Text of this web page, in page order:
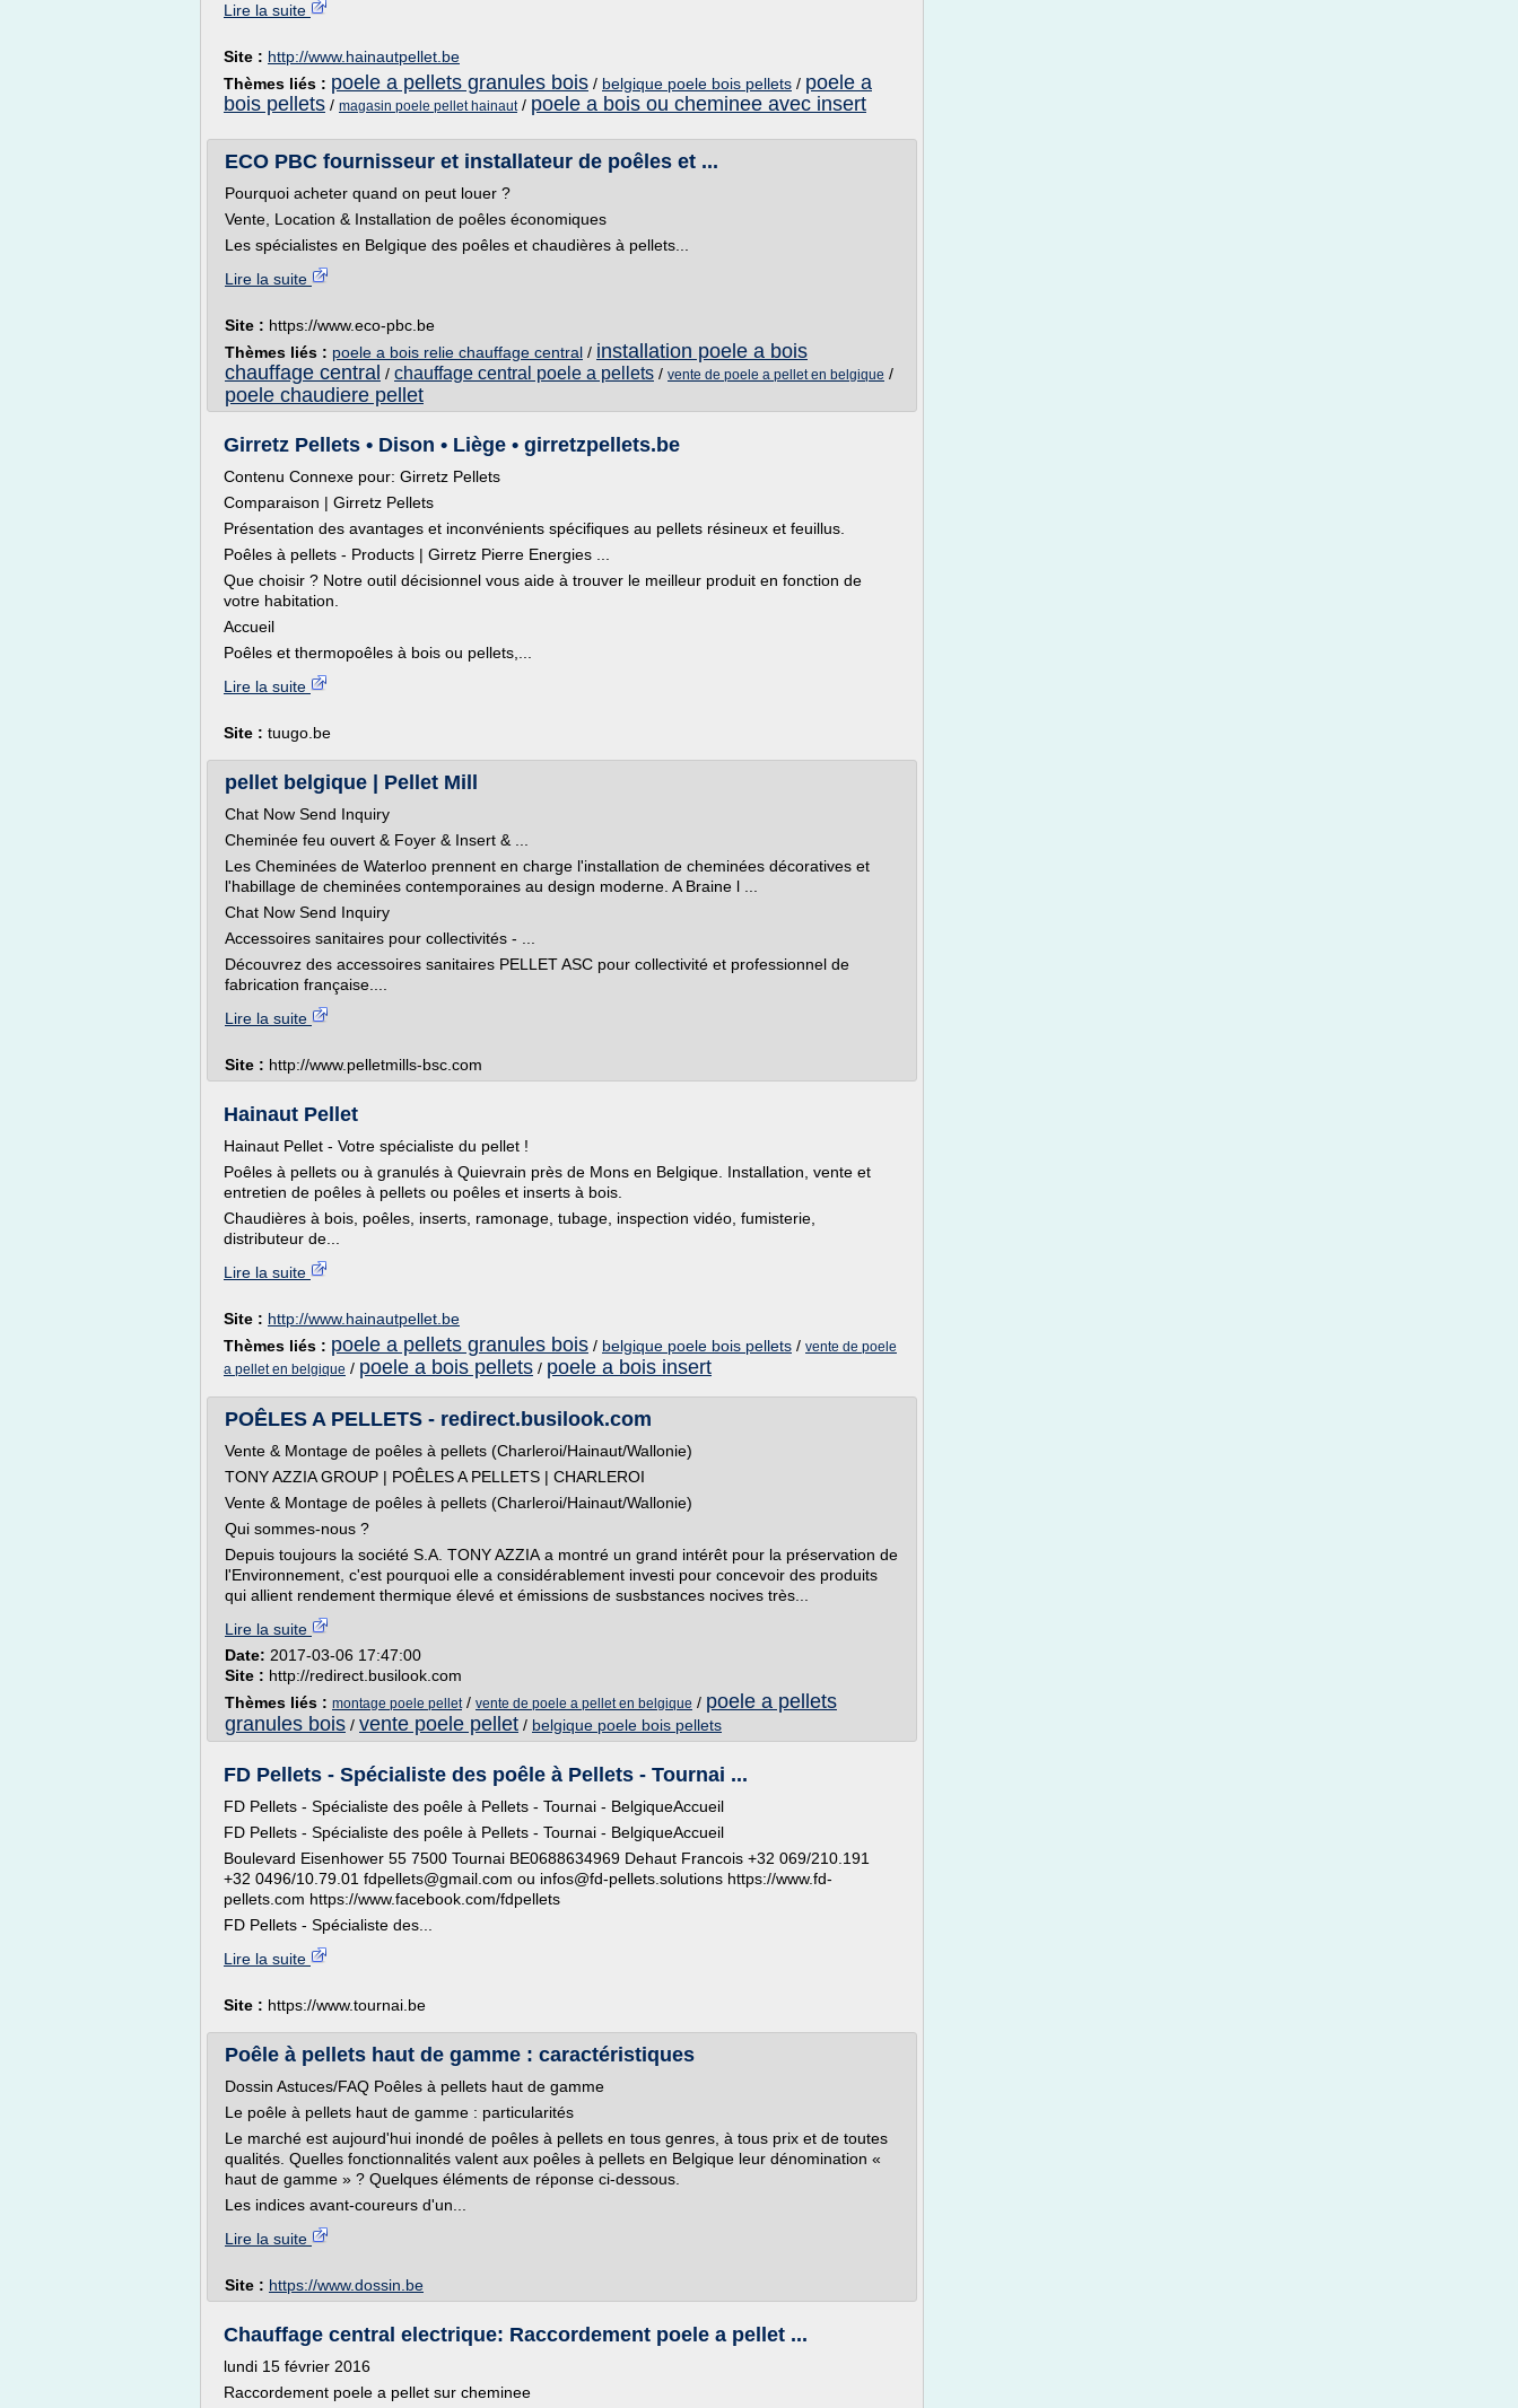
Lire la suite
Site : http://www.hainautpellet.be
Thèmes liés : poele a pellets granules bois / belgique poele bois pellets / poele a
bois pellets / magasin poele pellet hainaut/ poele a bois ou cheminee avec insert
ECO PBC fournisseur et installateur de poêles et ...
Pourquoi acheter quand on peut louer ?
Vente, Location & Installation de poêles économiques
Les spécialistes en Belgique des poêles et chaudières à pellets...
Lire la suite
Site : https://www.eco-pbc.be
Thèmes liés : poele a bois relie chauffage central / installation poele a bois
chauffage central / chauffage central poele a pellets / vente de poele a pellet en belgique /
poele chaudiere pellet
Girretz Pellets • Dison • Liège • girretzpellets.be
Contenu Connexe pour: Girretz Pellets
Comparaison | Girretz Pellets
Présentation des avantages et inconvénients spécifiques au pellets résineux et feuillus.
Poêles à pellets - Products | Girretz Pierre Energies ...
Que choisir ? Notre outil décisionnel vous aide à trouver le meilleur produit en fonction de
votre habitation.
Accueil
Poêles et thermopoêles à bois ou pellets,...
Lire la suite
Site : tuugo.be
pellet belgique | Pellet Mill
Chat Now Send Inquiry
Cheminée feu ouvert & Foyer & Insert & ...
Les Cheminées de Waterloo prennent en charge l'installation de cheminées décoratives et
l'habillage de cheminées contemporaines au design moderne. A Braine l ...
Chat Now Send Inquiry
Accessoires sanitaires pour collectivités - ...
Découvrez des accessoires sanitaires PELLET ASC pour collectivité et professionnel de
fabrication française....
Lire la suite
Site : http://www.pelletmills-bsc.com
Hainaut Pellet
Hainaut Pellet - Votre spécialiste du pellet !
Poêles à pellets ou à granulés à Quievrain près de Mons en Belgique. Installation, vente et
entretien de poêles à pellets ou poêles et inserts à bois.
Chaudières à bois, poêles, inserts, ramonage, tubage, inspection vidéo, fumisterie,
distributeur de...
Lire la suite
Site : http://www.hainautpellet.be
Thèmes liés : poele a pellets granules bois / belgique poele bois pellets / vente de poele
a pellet en belgique / poele a bois pellets / poele a bois insert
POÊLES A PELLETS - redirect.busilook.com
Vente & Montage de poêles à pellets (Charleroi/Hainaut/Wallonie)
TONY AZZIA GROUP | POÊLES A PELLETS | CHARLEROI
Vente & Montage de poêles à pellets (Charleroi/Hainaut/Wallonie)
Qui sommes-nous ?
Depuis toujours la société S.A. TONY AZZIA a montré un grand intérêt pour la préservation de
l'Environnement, c'est pourquoi elle a considérablement investi pour concevoir des produits
qui allient rendement thermique élevé et émissions de susbstances nocives très...
Lire la suite
Date: 2017-03-06 17:47:00
Site : http://redirect.busilook.com
Thèmes liés : montage poele pellet/ vente de poele a pellet en belgique / poele a pellets
granules bois / vente poele pellet / belgique poele bois pellets
FD Pellets - Spécialiste des poêle à Pellets - Tournai ...
FD Pellets - Spécialiste des poêle à Pellets - Tournai - BelgiqueAccueil
FD Pellets - Spécialiste des poêle à Pellets - Tournai - BelgiqueAccueil
Boulevard Eisenhower 55 7500 Tournai BE0688634969 Dehaut Francois +32 069/210.191
+32 0496/10.79.01 fdpellets@gmail.com ou infos@fd-pellets.solutions https://www.fd-
pellets.com https://www.facebook.com/fdpellets
FD Pellets - Spécialiste des...
Lire la suite
Site : https://www.tournai.be
Poêle à pellets haut de gamme : caractéristiques
Dossin Astuces/FAQ Poêles à pellets haut de gamme
Le poêle à pellets haut de gamme : particularités
Le marché est aujourd'hui inondé de poêles à pellets en tous genres, à tous prix et de toutes
qualités. Quelles fonctionnalités valent aux poêles à pellets en Belgique leur dénomination «
haut de gamme » ? Quelques éléments de réponse ci-dessous.
Les indices avant-coureurs d'un...
Lire la suite
Site : https://www.dossin.be
Chauffage central electrique: Raccordement poele a pellet ...
lundi 15 février 2016
Raccordement poele a pellet sur cheminee